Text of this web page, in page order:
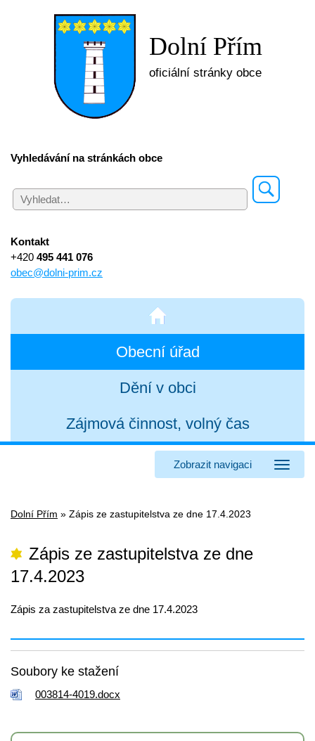
Dolní Přím
oficiální stránky obce
Vyhledávání na stránkách obce
Kontakt
+420 495 441 076
obec@dolni-prim.cz
Obecní úřad
Dění v obci
Zájmová činnost, volný čas
Zobrazit navigaci
Dolní Přím » Zápis ze zastupitelstva ze dne 17.4.2023
Zápis ze zastupitelstva ze dne
17.4.2023
Zápis za zastupitelstva ze dne 17.4.2023
Soubory ke stažení
003814-4019.docx